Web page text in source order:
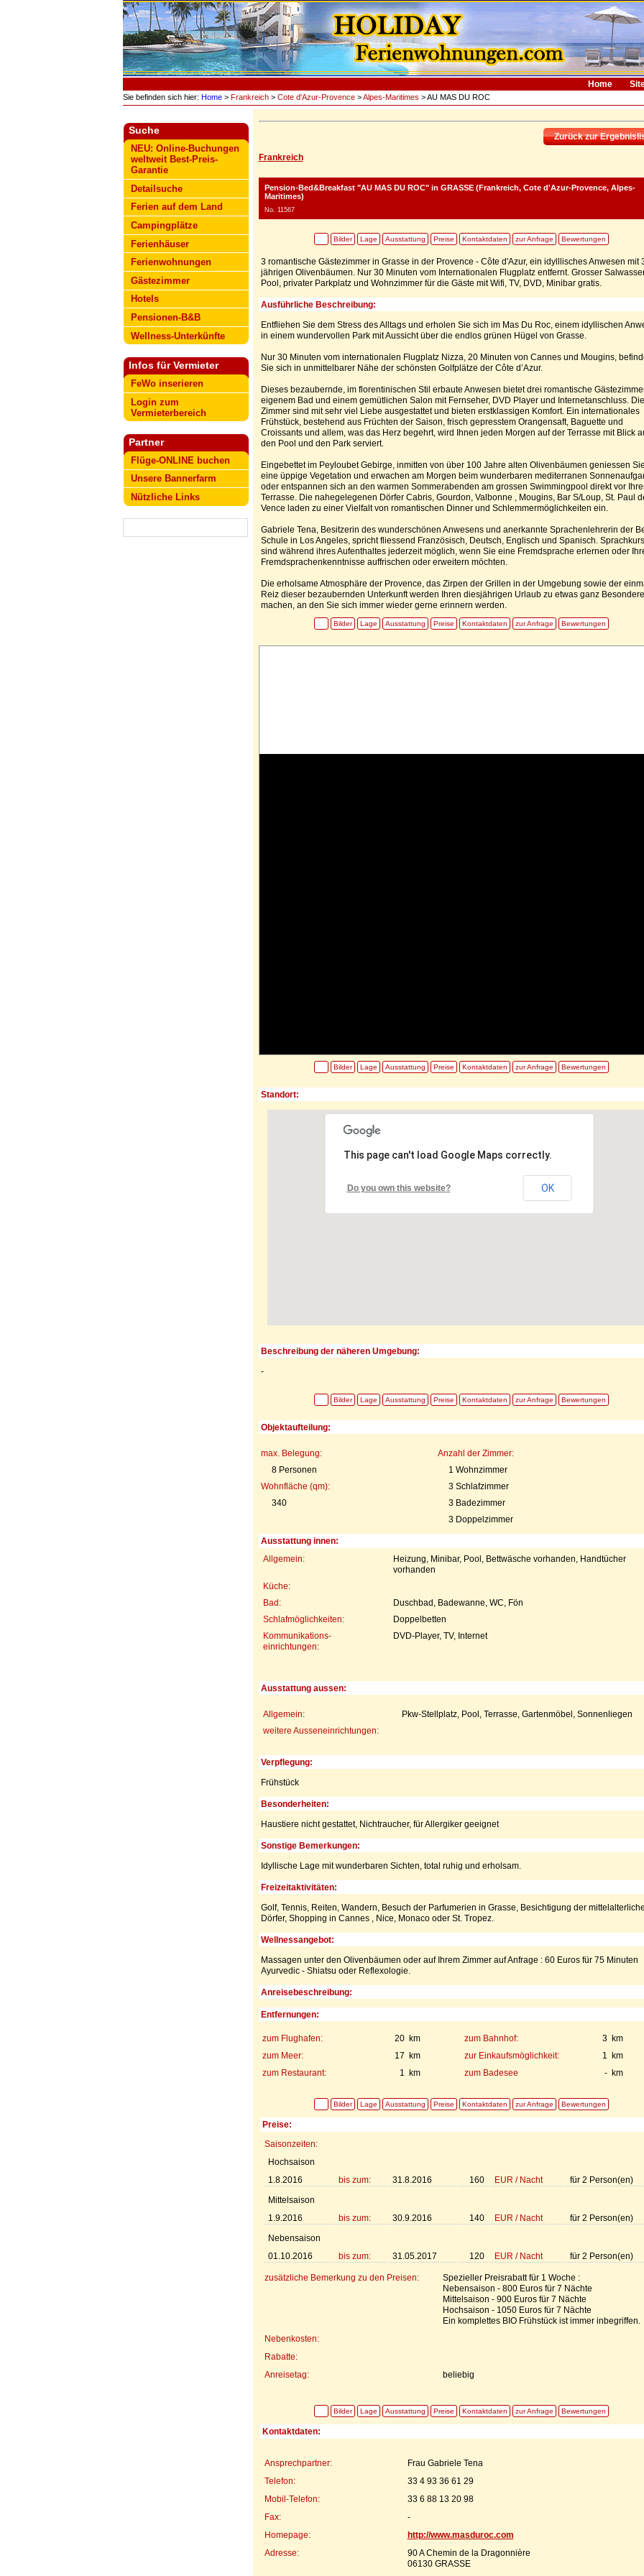
Home
Sie befinden sich hier: Home> Frankreich> Cote d'Azur-Provence>Alpes-Maritimes > AU MAS DU ROC
Suche
NEU: Online-Buchungen
weltweit Best-Preis-
Garantie
Detailsuche
Ferien auf dem Land
Campingplätze
Ferienhäuser
Ferienwohnungen
Gästezimmer
Hotels
Pensionen-B&B
Wellness-Unterkünfte
Infos für Vermieter
FeWo inserieren
Login zum
Vermieterbereich
Partner
Flüge-ONLINE buchen
Unsere Bannerfarm
Nützliche Links
Zurück zur
Frankreich
Pension-Bed&Breakfast "AU MAS DU ROC"in GRASSE (Frankreich, Cote d'Azur-Provence, Alpes-
Maritimes)
No. 11567
Bilder Lage Ausstattung Preise Kontaktdaten zur Anfrage Bewertungen
3 romantische Gästezimmer in Grasse in der Provence - Côte d'Azur, ein idylllisches Anwesen mit
jährigen Olivenbäumen. Nur 30 Minuten vom Internationalen Flugplatz entfernt. Grosser
Pool, privater Parkplatz und Wohnzimmer für die Gäste mit Wifi, TV, DVD, Minibar gratis.
Ausführliche Beschreibung:
Entfliehen Sie dem Stress des Alltags und erholen Sie sich im Mas Du Roc, einem idyllischen
in einem wundervollen Park mit Aussicht über die endlos grünen Hügel von Grasse.
Nur 30 Minuten vom internationalen Flugplatz Nizza, 20 Minuten von Cannes und Mougins,
Sie sich in unmittelbarer Nähe der schönsten Golfplätze der Côte d’Azur.
Dieses bezaubernde, im florentinischen Stil erbaute Anwesen bietet drei romantische
eigenem Bad und einem gemütlichen Salon mit Fernseher, DVD Player und Internetanschluss. Die
Zimmer sind mit sehr viel Liebe ausgestattet und bieten erstklassigen Komfort. Ein internationales
Frühstück, bestehend aus Früchten der Saison, frisch gepresstem Orangensaft, Baguette und
Croissants und allem, was das Herz begehrt, wird Ihnen jeden Morgen auf der Terrasse mit Blick
den Pool und den Park serviert.
Eingebettet im Peyloubet Gebirge, inmitten von über 100 Jahre alten Olivenbäumen geniessen
eine üppige Vegetation und erwachen am Morgen beim wunderbaren mediterranen
oder entspannen sich an den warmen Sommerabenden am grossen Swimmingpool direkt vor
Terrasse. Die nahegelegenen Dörfer Cabris, Gourdon, Valbonne , Mougins, Bar S/Loup, St. Paul
Vence laden zu einer Vielfalt von romantischen Dinner und Schlemmermöglichkeiten ein.
Gabriele Tena, Besitzerin des wunderschönen Anwesens und anerkannte Sprachenlehrerin der
Schule in Los Angeles, spricht fliessend Französisch, Deutsch, Englisch und Spanisch.
sind während ihres Aufenthaltes jederzeit möglich, wenn Sie eine Fremdsprache erlernen oder
Fremdsprachenkenntnisse auffrischen oder erweitern möchten.
Die erholsame Atmosphäre der Provence, das Zirpen der Grillen in der Umgebung sowie der
Reiz dieser bezaubernden Unterkunft werden Ihren diesjährigen Urlaub zu etwas ganz
machen, an den Sie sich immer wieder gerne erinnern werden.
Bilder Lage Ausstattung Preise Kontaktdaten zur Anfrage Bewertungen
Bilder Lage Ausstattung Preise Kontaktdaten zur Anfrage Bewertungen
Standort:
This page can't load Google Maps correctly.
Do you own this website? OK
Beschreibung der näheren Umgebung:
-
Bilder Lage Ausstattung Preise Kontaktdaten zur Anfrage Bewertungen
Objektaufteilung:
max. Belegung:
8 Personen
Wohnfläche (qm):
340
Anzahl der Zimmer:
1 Wohnzimmer
3 Schlafzimmer
3 Badezimmer
3 Doppelzimmer
Ausstattung innen:
Allgemein:
Heizung, Minibar, Pool, Bettwäsche vorhanden, Handtücher
vorhanden
Küche:
Bad:
Duschbad, Badewanne, WC, Fön
Schlafmöglichkeiten:
Doppelbetten
Kommunikations-
einrichtungen:
DVD-Player, TV, Internet
Ausstattung aussen:
Allgemein:
Pkw-Stellplatz, Pool, Terrasse, Gartenmöbel, Sonnenliegen
weitere Ausseneinrichtungen:
Verpflegung:
Frühstück
Besonderheiten:
Haustiere nicht gestattet, Nichtraucher, für Allergiker geeignet
Sonstige Bemerkungen:
Idyllische Lage mit wunderbaren Sichten, total ruhig und erholsam.
Freizeitaktivitäten:
Golf, Tennis, Reiten, Wandern, Besuch der Parfumerien in Grasse, Besichtigung der
Dörfer, Shopping in Cannes , Nice, Monaco oder St. Tropez.
Wellnessangebot:
Massagen unter den Olivenbäumen oder auf Ihrem Zimmer auf Anfrage : 60 Euros für 75 Minuten
Ayurvedic - Shiatsu oder Reflexologie.
Anreisebeschreibung:
Entfernungen:
20 km
zum Flughafen: 3 km
zum Bahnhof:
17 km
zum Meer: 1 km
zur Einkaufsmöglichkeit:
1 km
zum Restaurant: - km
zum Badesee
Bilder Lage Ausstattung Preise Kontaktdaten zur Anfrage Bewertungen
Preise:
Saisonzeiten:
Hochsaison
1.8.2016
bis zum: 31.8.2016 160 EUR / Nacht für 2 Person(en)
Mittelsaison
1.9.2016
bis zum: 30.9.2016 140 EUR / Nacht für 2 Person(en)
Nebensaison
01.10.2016
bis zum: 31.05.2017 120 EUR / Nacht für 2 Person(en)
zusätzliche Bemerkung zu den Preisen:
Spezieller Preisrabatt für 1 Woche :
Nebensaison - 800 Euros für 7 Nächte
Mittelsaison - 900 Euros für 7 Nächte
Hochsaison - 1050 Euros für 7 Nächte
Ein komplettes BIO Frühstück ist immer inbegriffen.
Nebenkosten:
Rabatte:
Anreisetag:
beliebig
Bilder Lage Ausstattung Preise Kontaktdaten zur Anfrage Bewertungen
Kontaktdaten:
Ansprechpartner:
Frau Gabriele Tena
Telefon:
33 4 93 36 61 29
Mobil-Telefon:
33 6 88 13 20 98
Fax:
-
Homepage:
http://www.masduroc.com
Adresse:
90 A Chemin de la Dragonnière
06130 GRASSE